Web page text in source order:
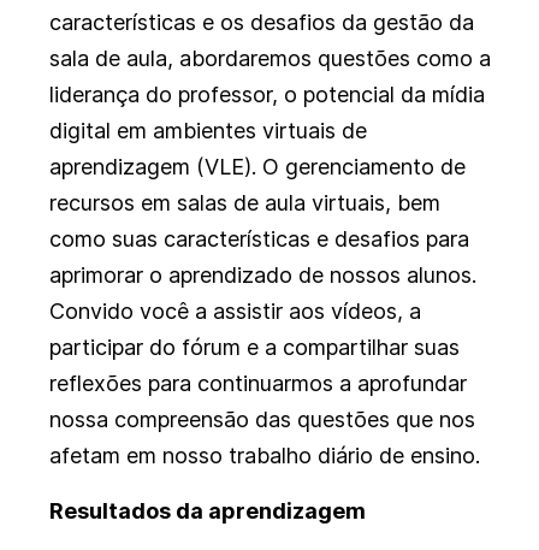
características e os desafios da gestão da
sala de aula, abordaremos questões como a
liderança do professor, o potencial da mídia
digital em ambientes virtuais de
aprendizagem (VLE). O gerenciamento de
recursos em salas de aula virtuais, bem
como suas características e desafios para
aprimorar o aprendizado de nossos alunos.
Convido você a assistir aos vídeos, a
participar do fórum e a compartilhar suas
reflexões para continuarmos a aprofundar
nossa compreensão das questões que nos
afetam em nosso trabalho diário de ensino.
Resultados da aprendizagem